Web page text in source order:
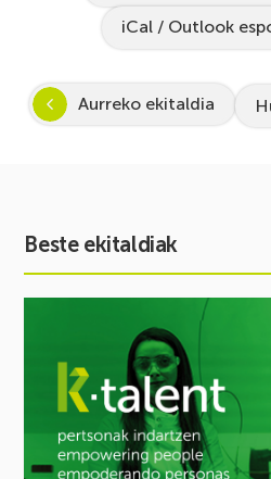
iCal / Outlook
Aurreko ekitaldia
Beste ekitaldiak
STEAM
Zientzia
eta